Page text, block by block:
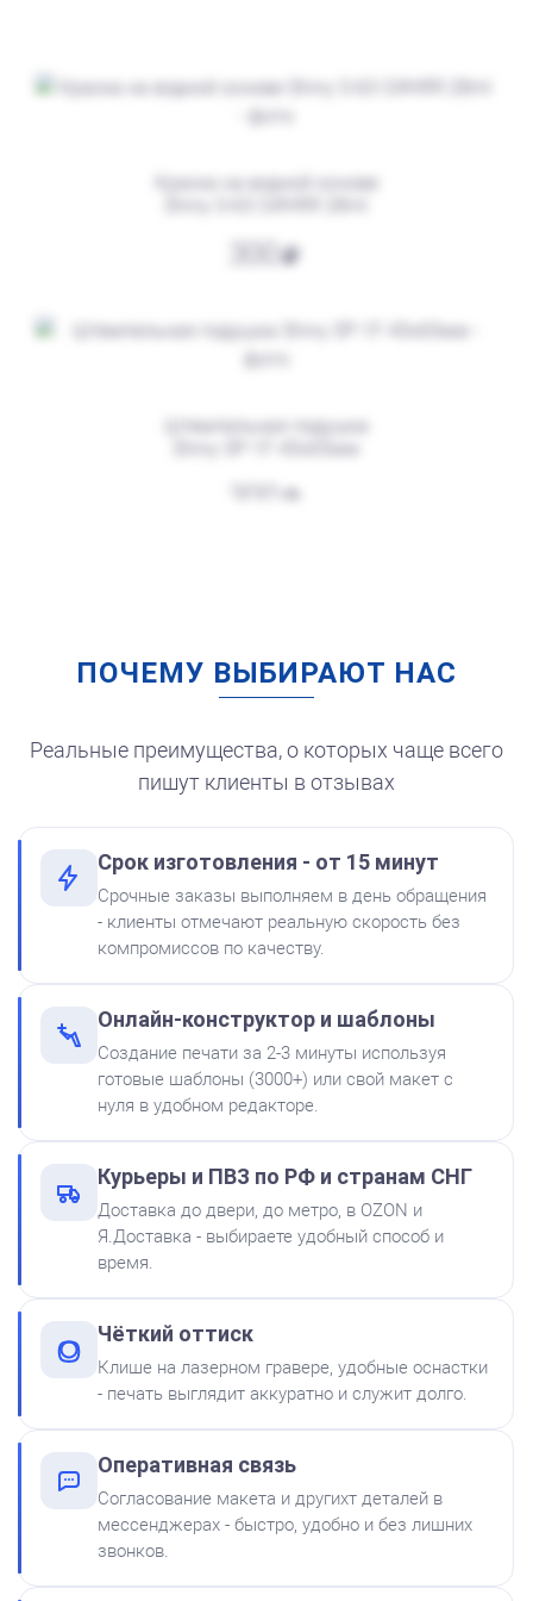
Печать Самозанятого № Р7
Печать Для самозанятого с рукопожатием
от 600
Печать Для парикмахера
Заказать
от 600
Заказать
Краска на водной основе
Штемпельная подушка
300
Штемпельная подушка
для автоматической
250
Краска на водной основе
Shiny S-62 КРАСНАЯ 28ml
300
Shiny SP-2F 88х57мм
500
Краска на водной основе
300
ПОЧЕМУ ВЫБИРАЮТ НАС
Реальные преимущества, о которых чаще всего
пишут клиенты в отзывах
Срок изготовления - от 15 минут
Срочные заказы выполняем в день обращения
- клиенты отмечают реальную скорость без
компромиссов по качеству.
Онлайн-конструктор и шаблоны
Создание печати за 2-3 минуты используя
готовые шаблоны (3000+) или свой макет с
нуля в удобном редакторе.
Курьеры и ПВЗ по РФ и странам СНГ
Доставка до двери, до метро, в OZON и
Я.Доставка - выбираете удобный способ и
время.
Чёткий оттиск
Клише на лазерном гравере, удобные оснастки
- печать выглядит аккуратно и служит долго.
Оперативная связь
Согласование макета и другихт деталей в
мессенджерах - быстро, удобно и без лишних
звонков.